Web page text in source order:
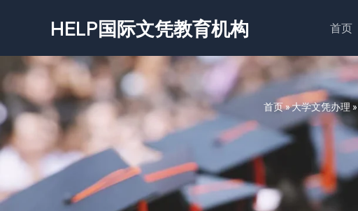
容
HELP国际文凭教育机构 首页
首页»大学文凭办理 »